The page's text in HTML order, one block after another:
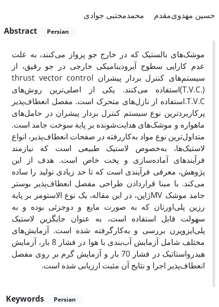
حسین مهدوی‌مقدم
محمدمجتبی جوادی
Abstract
Persian
موشک‌های بالستیک که در خارج جو پرواز می‌کنند، به علت
عدم کارایی سطوح آیرودینامیکی خارجی در جو رقیق، از
سیستم‌های کنترل بردار پیشران thrust vector control
(T.V.C.)استفاده می‌کنند. یکی از اصلی‌ترین روش‌های
T.V.C.استفاده از نازل‌های متحرک است. مفصل انعطاف‌پذیر
پرکاربردترین نوع سیستم کنترل بردار پیشران در حامل‌های
ماهواره‌ و موشک‌های هدایت‌شونده بر پایة سوخت جامد است.
متداول‌ترین نوع مواد به‌کاررفته در صفحات انعطاف‌پذیر، انواع
لاستیک‌ها، به‌خصوص لاستیک طبیعی است که نیازمند
فرآیند‌های آماده‌سازی و پخت خاص است. هدف از این
پژوهش، معرفی فرآیندی است که تا حد زیادی تولید را ساده
می‌کند. با مبنا قراردادن طراحی مفصل انعطاف‌پذیر بوستر
جامد موشک MVژاپن، در این مقاله، یک نوع الاستومر بر پایة
رزین پلی‌اورتان که به صورت مایع و دوجزئی بوده و به
سهولت قابل استفاده است، به عنوان جایگزین لاستیک
پلی‌ایزوپرن بررسی و به‌کارگرفته شده است. ‌آزمایش‌های
مختلف شامل آزمایش آب‌بندی با هوا در فشار 8 بار، آزمایش
هیدرواستاتیک در فشار 70 بار و آزمایش گرم بر روی مفصل
انعطاف‌پذیر اجرا و نتایج آن مثبت ارزیابی شده است.
Keywords Persian